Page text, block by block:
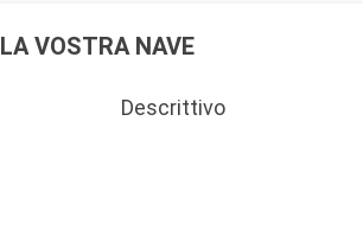
LA VOSTRA NAVE
Descrittivo